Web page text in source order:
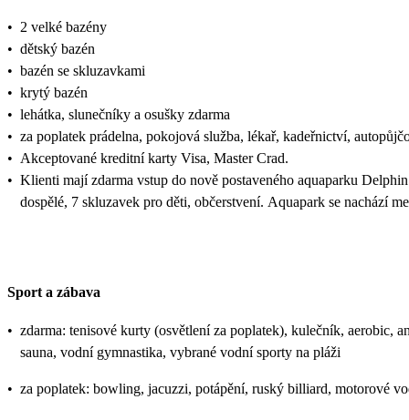
• 2 velké bazény
• dětský bazén
• bazén se skluzavkami
• krytý bazén
• lehátka, slunečníky a osušky zdarma
• za poplatek prádelna, pokojová služba, lékař, kadeřnictví,
• Akceptované kreditní karty Visa, Master Crad.
• Klienti mají zdarma vstup do nově postaveného aquaparku
dospělé, 7 skluzavek pro děti, občerstvení. Aquapark se nachází
Sport a zábava
• zdarma: tenisové kurty (osvětlení za poplatek), kulečník, aerobic,
sauna, vodní gymnastika, vybrané vodní sporty na pláži
• za poplatek: bowling, jacuzzi, potápění, ruský billiard, motorové